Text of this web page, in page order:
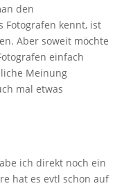
den
Fotografen kennt, ist
Aber soweit möchte
einfach
Meinung
mal etwas
ich direkt noch ein
hat es evtl schon auf